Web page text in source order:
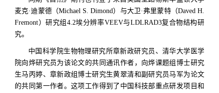
麦克·迪蒙德（Michael S. Dimond） 与大卫·弗里蒙特（Daved H.
Fremont）研究组4.2埃分辨率VEEV与LDLRAD3复合物结构研
究。
中国科学院生物物理研究所章新政研究员、清华大学医学
院向烨研究员为该论文的共同通讯作者，向烨课题组博士研究
生马丙婷、章新政组博士研究生黄翠清和副研究员马军为论文
的共同第一作者。这项工作得到了中国科技部重点研发项目和